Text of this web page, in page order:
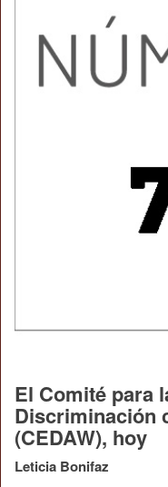
El Comité para
Discriminación
(CEDAW), hoy
Leticia Bonifaz